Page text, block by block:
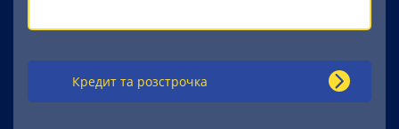
Кредит та розстрочка